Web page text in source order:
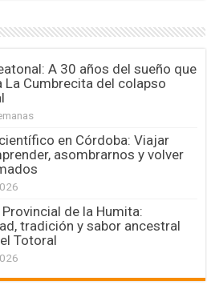
A 30 años del sueño que
La Cumbrecita del colapso
en Córdoba: Viajar
asombrarnos y volver
Provincial de la Humita:
tradición y sabor ancestral
Totoral